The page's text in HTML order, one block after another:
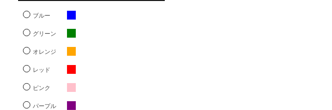
ブルー
グリーン
オレンジ
レッド
ピンク
パープル